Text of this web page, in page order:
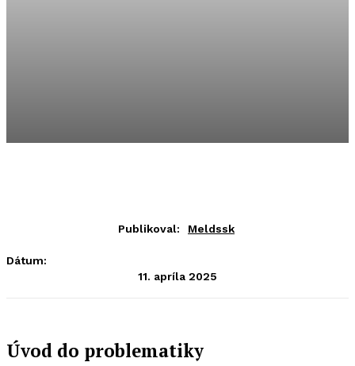
Publikoval: Meldssk
Dátum:
11. apríla 2025
Úvod do problematiky